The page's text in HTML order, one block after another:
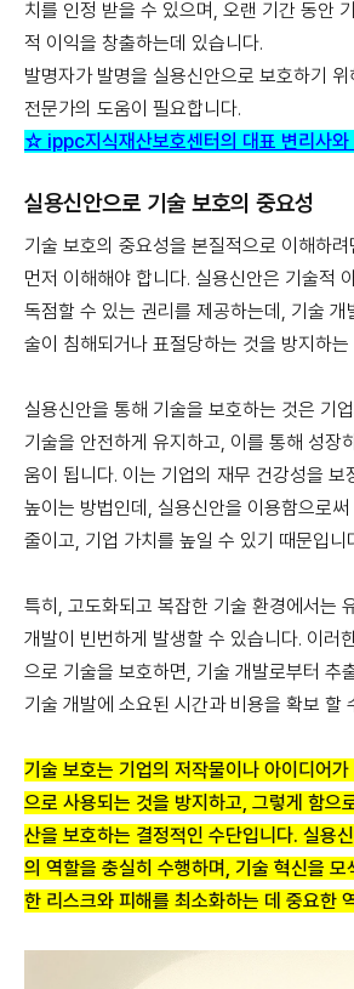
치를 인정 받을 수 있으며, 오랜 기간 동안
적 이익을 창출하는데 있습니다.
발명자가 발명을 실용신안으로 보호하기
전문가의 도움이 필요합니다.
☆ ippc지식재산보호센터의 대표 변리사
실용신안으로 기술 보호의 중요성
기술 보호의 중요성을 본질적으로 이해하
먼저 이해해야 합니다. 실용신안은 기술적
독점할 수 있는 권리를 제공하는데, 기술 개
술이 침해되거나 표절당하는 것을 방지하
실용신안을 통해 기술을 보호하는 것은 기
기술을 안전하게 유지하고, 이를 통해 성장
움이 됩니다. 이는 기업의 재무 건강성을 보
높이는 방법인데, 실용신안을 이용함으로
줄이고, 기업 가치를 높일 수 있기 때문입니
특히, 고도화되고 복잡한 기술 환경에서는
개발이 빈번하게 발생할 수 있습니다. 이러
으로 기술을 보호하면, 기술 개발로부터 추
기술 개발에 소요된 시간과 비용을 확보 할
기술 보호는 기업의 저작물이나 아이디어
으로 사용되는 것을 방지하고, 그렇게 함으
산을 보호하는 결정적인 수단입니다. 실용
의 역할을 충실히 수행하며, 기술 혁신을 모
한 리스크와 피해를 최소화하는 데 중요한